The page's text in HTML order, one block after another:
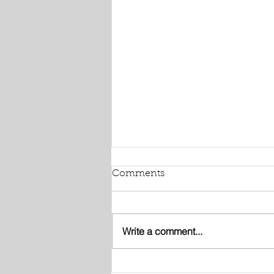
Comments
Write a comment...